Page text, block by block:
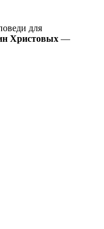
для
Христовых —